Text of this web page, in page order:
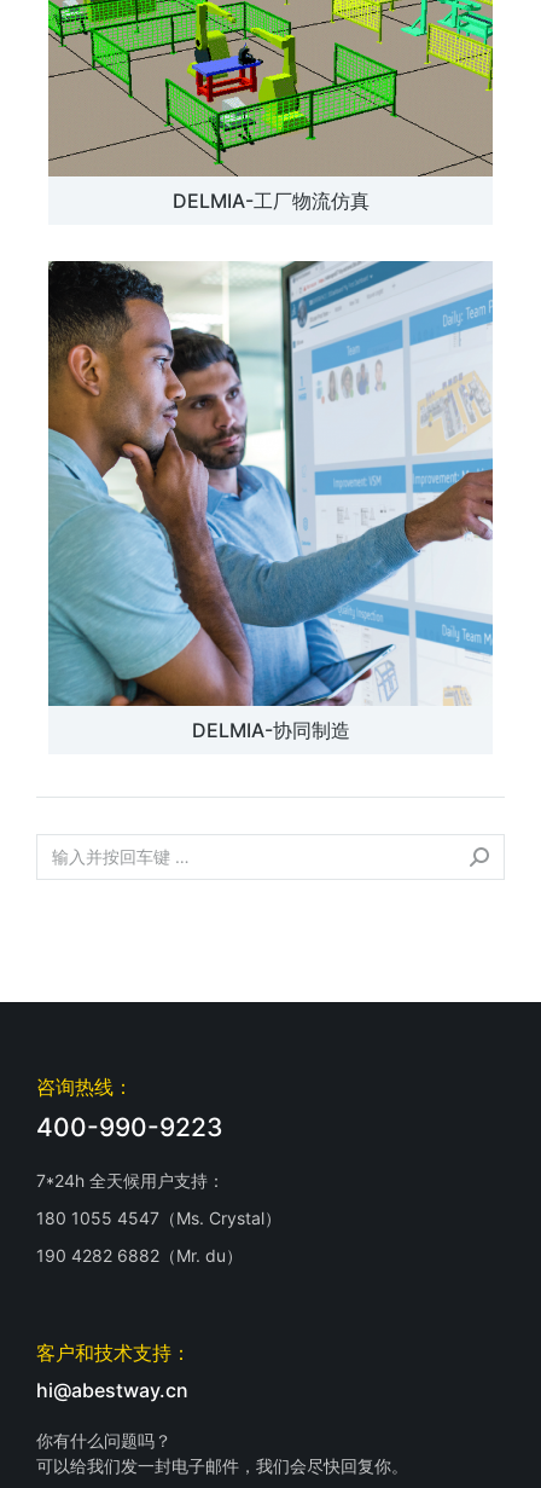
DELMIA-工厂物流仿真
DELMIA-协同制造
咨询热线：
400-990-9223
7*24h 全天候用户支持：
180 1055 4547（Ms. Crystal）
190 4282 6882（Mr. du）
客户和技术支持：
hi@abestway.cn
你有什么问题吗？
可以给我们发一封电子邮件，我们会尽快回复你。